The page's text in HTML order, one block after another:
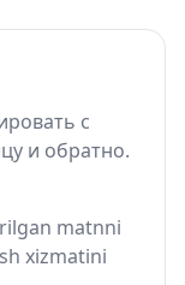
с
и обратно.
matnni
xizmatini